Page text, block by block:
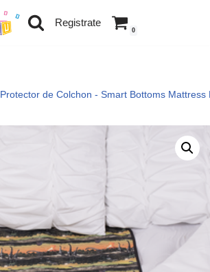
Registrate
0
Protector de Colchon - Smart Bottoms Mattress